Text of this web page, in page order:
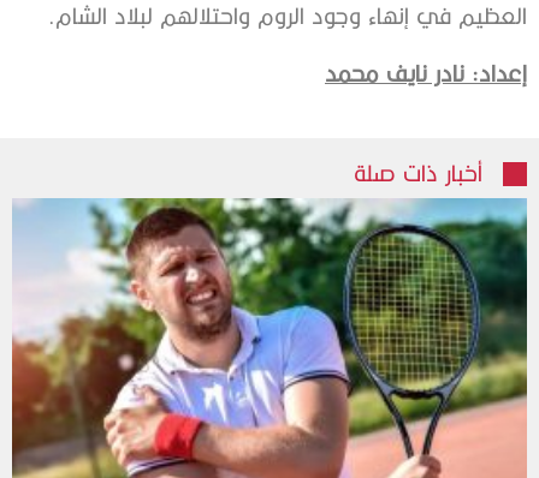
العظيم في إنهاء وجود الروم واحتلالهم لبلاد الشام.
إعداد: نادر نايف محمد
أخبار ذات صلة